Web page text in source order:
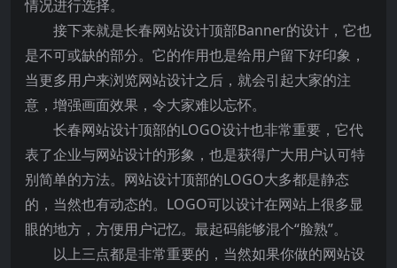
情况进行选择。
接下来就是长春网站设计顶部Banner的设计，它也
是不可或缺的部分。它的作用也是给用户留下好印象，
当更多用户来浏览网站设计之后，就会引起大家的注
意，增强画面效果，令大家难以忘怀。
长春网站设计顶部的LOGO设计也非常重要，它代
表了企业与网站设计的形象，也是获得广大用户认可特
别简单的方法。网站设计顶部的LOGO大多都是静态
的，当然也有动态的。LOGO可以设计在网站上很多显
眼的地方，方便用户记忆。最起码能够混个“脸熟”。
以上三点都是非常重要的，当然如果你做的网站设